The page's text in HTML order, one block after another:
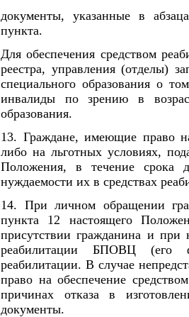
документы, указанные в
пункта.
Для обеспечения средством
реестра, управления (отделы)
специального образования о
инвалиды по зрению в
образования.
13. Граждане, имеющие право
либо на льготных условиях,
Положения, в течение
нуждаемости их в средствах
14. При личном обращении
пункта 12 настоящего
присутствии гражданина и при
реабилитации БПОВЦ (его
реабилитации. В случае
право на обеспечение
причинах отказа в
документы.